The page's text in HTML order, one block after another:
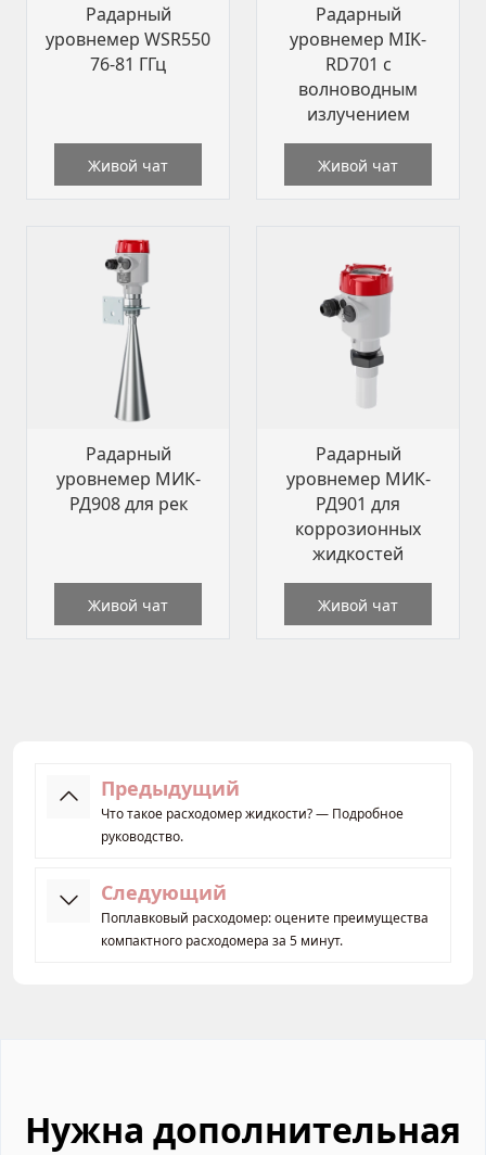
Радарный
уровнемер WSR550
76-81 ГГц
Живой чат
Радарный
уровнемер MIK-
RD701 с
волноводным
излучением
Живой чат
Радарный
уровнемер МИК-
РД908 для рек
Живой чат
Радарный
уровнемер МИК-
РД901 для
коррозионных
жидкостей
Живой чат
Предыдущий
Что такое расходомер жидкости? — Подробное
руководство.
Следующий
Поплавковый расходомер: оцените преимущества
компактного расходомера за 5 минут.
Нужна дополнительная